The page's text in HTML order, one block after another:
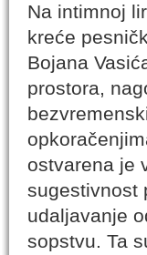
Na intimnoj
kreće
Bojana
prostora,
ostvarena je
sugestivnost
udaljavanje
sopstvu. Ta